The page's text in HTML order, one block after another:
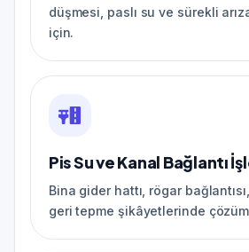
düşmesi, paslı su ve sürekli
için.
Pis Su ve Kanal Bağlantı
Bina gider hattı, rögar
geri tepme şikâyetlerinde